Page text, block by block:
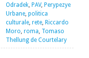
Odradek, PAV, Perypezye
Urbane, politica
culturale, rete, Riccardo
Moro, roma, Tomaso
Thellung de Courtelary